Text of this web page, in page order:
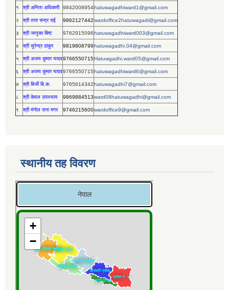
१ श्री अनिता अधिकारी 9842008954hatuwagadhiward1@gmail.com
२ श्री तारा चन्द्र राई 9862127442wardoffice2hatuwagadi@gmail.com
३ श्री जानुका बिष्ट 9762915096hatuwagadhiward003@gmail.com
४ श्री सुरेन्द्र ठाकुर 9819808799hatuwagadhi.04@gmail.com
५ श्री अजय कुमार यादव9766550715Hatuwgadhi.ward05@gmail.com
६ श्री अजय कुमार यादव9766550715hatuwagadhiward6@gmail.com
७ श्री बिर्जी बि.क. 9765614342hatuwagadhi7@gmail.com
८ श्री केवल उपाध्याय 9869884513ward08hatuwagadhi@gmail.com
९ श्री मंगोल राना मगर 9746215600wardoffice9@gmail.com
स्थानीय तह विवरण